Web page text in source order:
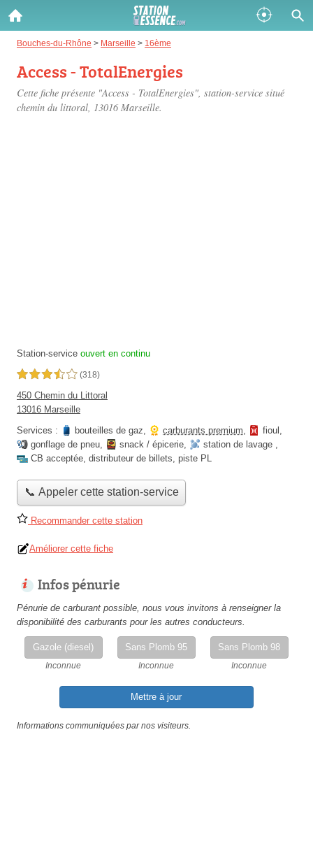
Bouches-du-Rhône > Marseille > 16ème
Access - TotalEnergies
Cette fiche présente "Access - TotalEnergies", station-service situé
chemin du littoral, 13016 Marseille.
Station-service ouvert en continu
3,5 étoiles sur 5 (318)
450 Chemin du Littoral
13016 Marseille
Services :
bouteilles de gaz, carburants premium, fioul ,
gonflage de pneu, snack / épicerie, station de lavage ,
CB acceptée, distributeur de billets, piste PL
📞 Appeler cette station-service
Recommander cette station
Améliorer cette fiche
Infos pénurie
Pénurie de carburant possible, nous vous invitons à renseigner la
disponibilité des carburants pour les autres conducteurs.
Gazole (diesel)
Inconnue
Sans Plomb 95
Inconnue
Sans Plomb 98
Inconnue
Mettre à jour
Informations communiquées par nos visiteurs.
Gazole :
Disponible
SP 98 :